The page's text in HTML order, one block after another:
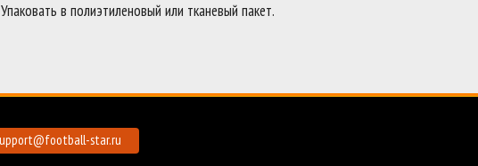
в полиэтиленовый или тканевый пакет.
star.ru